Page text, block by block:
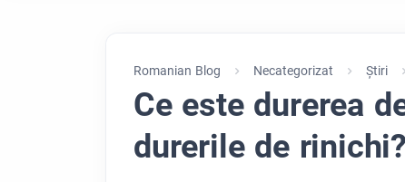
Romanian Blog Necategorizat Ştiri
Ce este durerea
durerile de rinichi?